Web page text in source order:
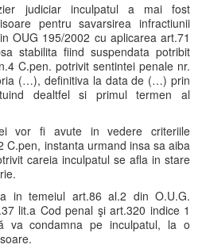
judiciar inculpatul a mai fost
pentru savarsirea infractiunii
OUG 195/2002 cu aplicarea art.71
stabilita fiind suspendata potribit
C.pen. potrivit sentintei penale nr.
(…), definitiva la data de (…) prin
dealtfel si primul termen al
vor fi avute in vedere criteriile
C.pen, instanta urmand insa sa aiba
careia inculpatul se afla in stare
in temeiul art.86 al.2 din O.U.G.
lit.a Cod penal şi art.320 indice 1
va condamna pe inculpatul, la o